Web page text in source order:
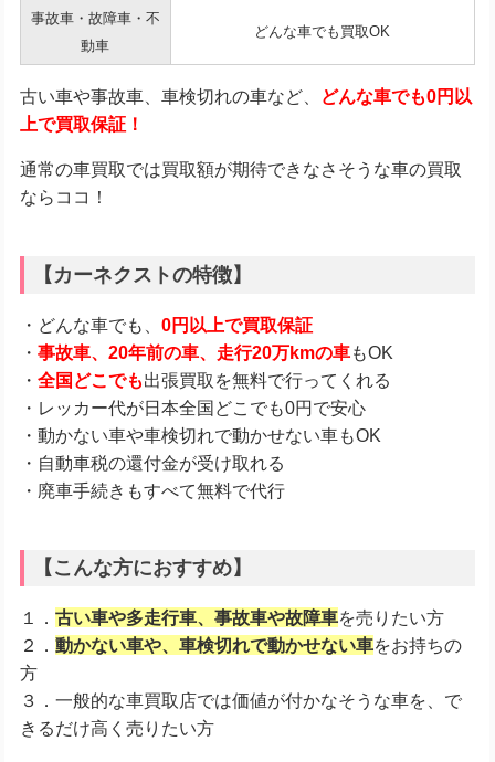
事故車・故障車・不
動車
どんな車でも買取OK
古い車や事故車、車検切れの車など、
どんな車でも0円以
上で買取保証！
通常の車買取では買取額が期待できなさそうな車の買取
ならココ！
【カーネクストの特徴】
・どんな車でも、 0円以上で買取保証
・ 事故車、20年前の車、走行20万kmの車もOK
・ 全国どこでも出張買取を無料で行ってくれる
・レッカー代が日本全国どこでも0円で安心
・動かない車や車検切れで動かせない車もOK
・自動車税の還付金が受け取れる
・廃車手続きもすべて無料で代行
【こんな方におすすめ】
１． 古い車や多走行車、事故車や故障車を売りたい方
２． 動かない車や、車検切れで動かせない車をお持ちの
方
３．一般的な車買取店では価値が付かなそうな車を、で
きるだけ高く売りたい方